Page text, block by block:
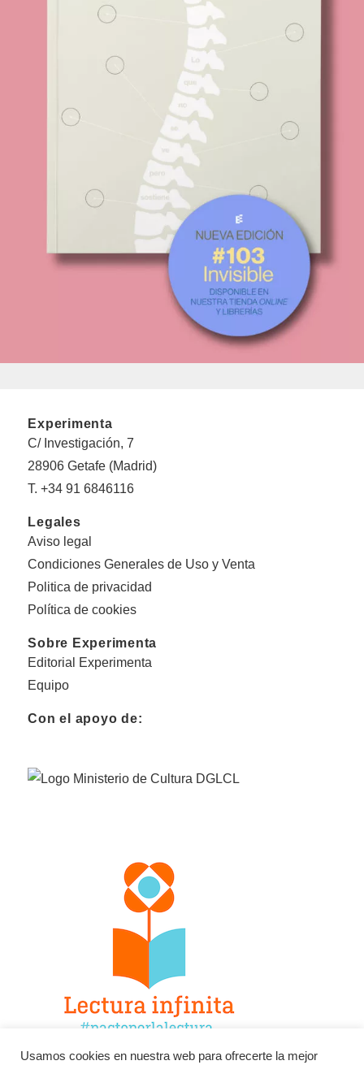
Experimenta
C/ Investigación, 7
28906 Getafe (Madrid)
T. +34 91 6846116
Legales
Aviso legal
Condiciones Generales de Uso y Venta
Politica de privacidad
Política de cookies
Sobre Experimenta
Editorial Experimenta
Equipo
Con el apoyo de:
Usamos cookies en nuestra web para ofrecerte la mejor